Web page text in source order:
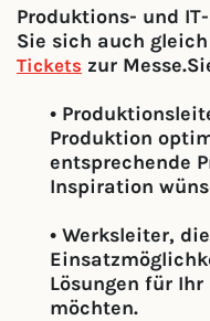
Produktions- und
Sie sich auch gleich
Tickets zur Messe.
•
Produktion
entsprechende
Inspiration
• Werksleiter,
Lösungen für
möchten.